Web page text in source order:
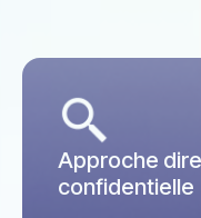
Approche
confidentielle